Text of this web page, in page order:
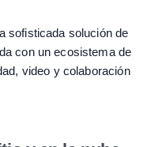
sofisticada solución de
con un ecosistema de
video y colaboración